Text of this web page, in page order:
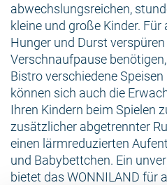
abwechslungsreichen,
kleine und große Kinder.
Hunger und Durst
Verschnaufpause
Bistro verschiedene
können sich auch die
Ihren Kindern beim Spielen
zusätzlicher abgetrennter
einen lärmreduzierten
und Babybettchen. Ein
bietet das WONNILAND für